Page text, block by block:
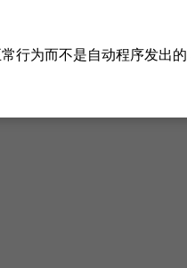
行为而不是自动程序发出的